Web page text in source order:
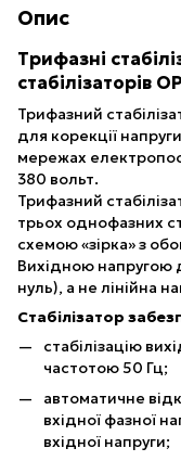
Опис
Трифазні
стабілізаторів
Трифазний
для корекції
мережах
380 вольт.
Трифазний
трьох однофазних
схемою «зірка» з
Вихідною напругою
нуль), а не лінійна
Стабілізатор
стабілізацію
частотою 50 Гц;
автоматичне
вхідної фазної
вхідної напруги;